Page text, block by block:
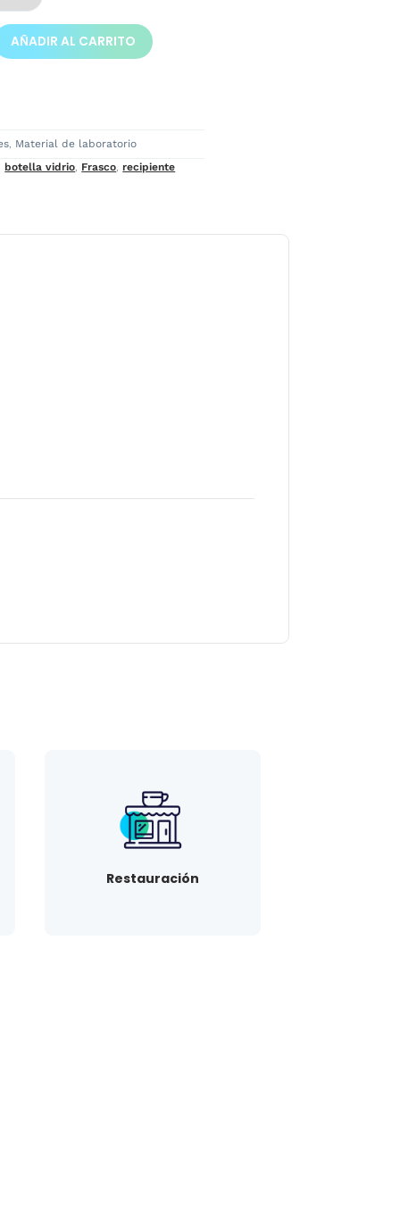
AÑADIR AL CARRITO
, Material de laboratorio
botella vidrio, Frasco,recipiente
Restauración